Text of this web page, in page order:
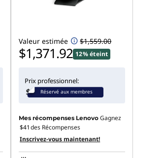
Valeur estimée $1,559.00
$1,371.92 12% éteint
Prix professionnel:
Réservé aux membres
Mes récompenses Lenovo Gagnez
$41des Récompenses
Inscrivez-vous maintenant!